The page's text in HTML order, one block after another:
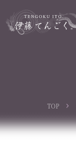
TOP